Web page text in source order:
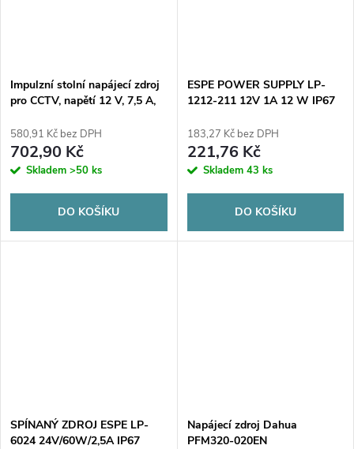
Impulzní stolní napájecí zdroj
pro CCTV, napětí 12 V, 7,5 A,
mm
580,91 Kč bez DPH
702,90 Kč
Skladem >50 ks
DO KOŠÍKU
ESPE POWER SUPPLY LP-
1212-211 12V 1A 12 W IP67
183,27 Kč bez DPH
221,76 Kč
Skladem 43 ks
DO KOŠÍKU
SPÍNANÝ ZDROJ ESPE LP-
6024 24V/60W/2,5A IP67
Napájecí zdroj Dahua
PFM320-020EN